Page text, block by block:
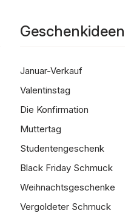
Geschenkideen
Januar-Verkauf
Valentinstag
Die Konfirmation
Muttertag
Studentengeschenk
Black Friday Schmuck
Weihnachtsgeschenke
Vergoldeter Schmuck